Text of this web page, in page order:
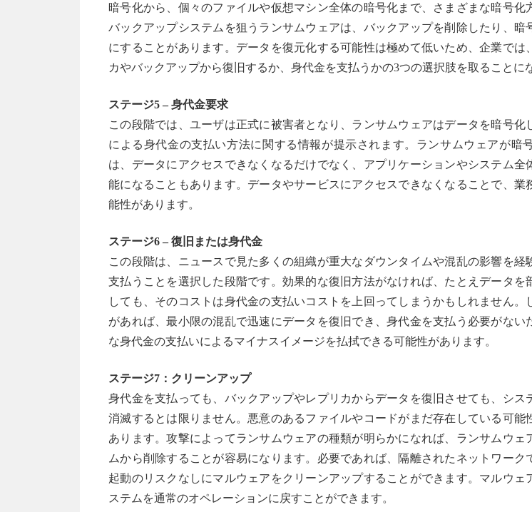
暗号化から、個々のファイルや仮想マシン全体の暗号化まで、さまざまな暗号化
バックアップシステムを狙うランサムウェアは、バックアップを削除したり、暗
にすることがあります。データを復元化する可能性は極めて低いため、企業では
カやバックアップから復旧するか、身代金を支払うかの3つの選択肢を取ることに
ステージ5 – 身代金要求
この段階では、ユーザは正式に被害者となり、ランサムウェアはデータを暗号化
による身代金の支払い方法に関する情報が提示されます。ランサムウェアが暗
は、データにアクセスできなくなるだけでなく、アプリケーションやシステム全
能になることもあります。データやサービスにアクセスできなくなることで、業
能性があります。
ステージ6 – 復旧または身代金
この段階は、ニュースで見た多くの組織が重大なダウンタイムや混乱の影響を経
支払うことを選択した段階です。効果的な復旧方法がなければ、たとえデータを
しても、そのコストは身代金の支払いコストを上回ってしまうかもしれません。
があれば、最小限の混乱で迅速にデータを復旧でき、身代金を支払う必要がない
な身代金の支払いによるマイナスイメージを払拭できる可能性があります。
ステージ7：クリーンアップ
身代金を支払っても、バックアップやレプリカからデータを復旧させても、シス
消滅するとは限りません。悪意のあるファイルやコードがまだ存在している可能
あります。攻撃によってランサムウェアの種類が明らかになれば、ランサムウェ
ムから削除することが容易になります。必要であれば、隔離されたネットワーク
起動のリスクなしにマルウェアをクリーンアップすることができます。マルウェ
ステムを通常のオペレーションに戻すことができます。